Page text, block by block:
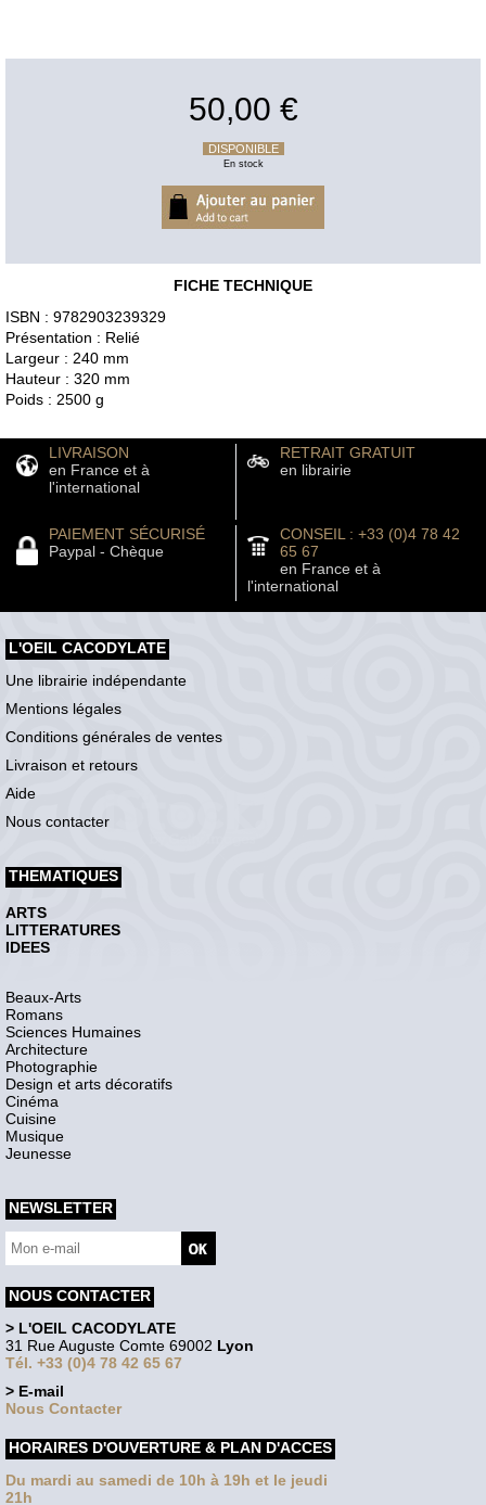
50,00 €
DISPONIBLE
En stock
FICHE TECHNIQUE
ISBN : 9782903239329
Présentation : Relié
Largeur : 240 mm
Hauteur : 320 mm
Poids : 2500 g
LIVRAISON
en France et à
l'international
RETRAIT GRATUIT
en librairie
PAIEMENT SÉCURISÉ
Paypal - Chèque
CONSEIL : +33 (0)4 78 42
65 67
en France et à
l'international
L'OEIL CACODYLATE
Une librairie indépendante
Mentions légales
Conditions générales de ventes
Livraison et retours
Aide
Nous contacter
THEMATIQUES
ARTS
LITTERATURES
IDEES
Beaux-Arts
Romans
Sciences Humaines
Architecture
Photographie
Design et arts décoratifs
Cinéma
Cuisine
Musique
Jeunesse
NEWSLETTER
NOUS CONTACTER
> L'OEIL CACODYLATE
31 Rue Auguste Comte 69002 Lyon
Tél. +33 (0)4 78 42 65 67
> E-mail
Nous Contacter
HORAIRES D'OUVERTURE & PLAN D'ACCES
Du mardi au samedi de 10h à 19h et le jeudi
21h